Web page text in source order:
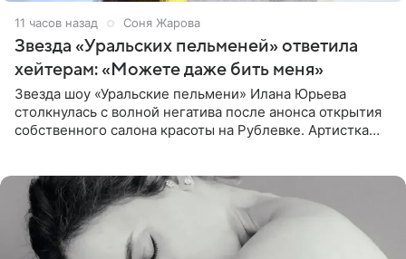
11 часов назад Соня Жарова
Звезда «Уральских пельменей» ответила
хейтерам: «Можете даже бить меня»
Звезда шоу «Уральские пельмени» Илана Юрьева
столкнулась с волной негатива после анонса открытия
собственного салона красоты на Рублевке. Артистка